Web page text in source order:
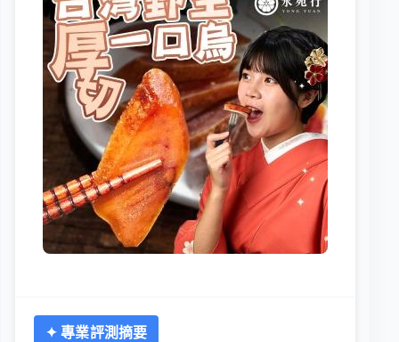
✦ 專業評測摘要